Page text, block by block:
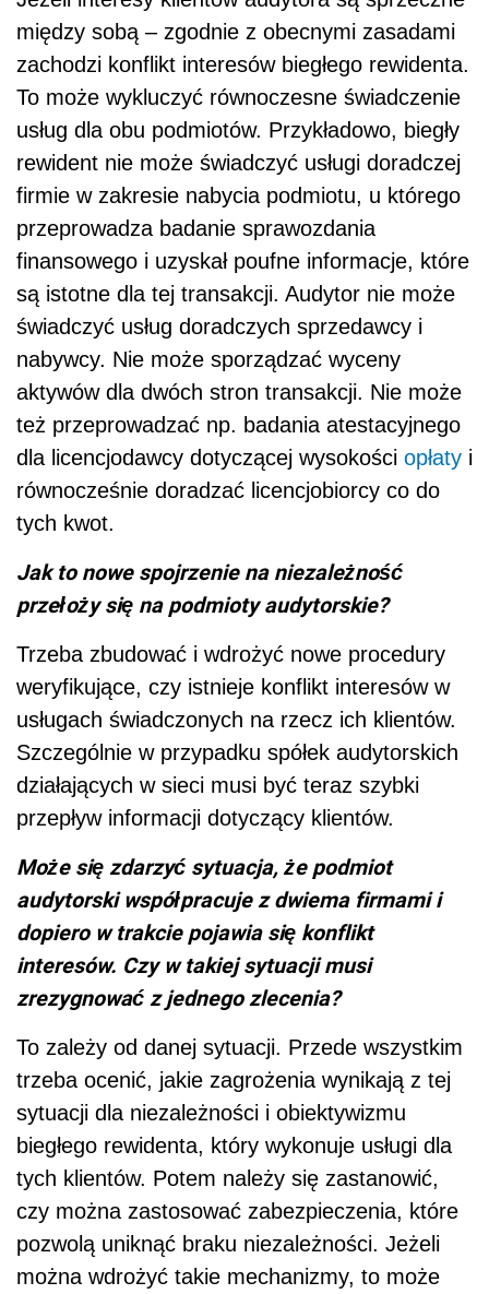
między sobą – zgodnie z obecnymi zasadami
zachodzi konflikt interesów biegłego rewidenta.
To może wykluczyć równoczesne świadczenie
usług dla obu podmiotów. Przykładowo, biegły
rewident nie może świadczyć usługi doradczej
firmie w zakresie nabycia podmiotu, u którego
przeprowadza badanie sprawozdania
finansowego i uzyskał poufne informacje, które
są istotne dla tej transakcji. Audytor nie może
świadczyć usług doradczych sprzedawcy i
nabywcy. Nie może sporządzać wyceny
aktywów dla dwóch stron transakcji. Nie może
też przeprowadzać np. badania atestacyjnego
dla licencjodawcy dotyczącej wysokości opłaty i
równocześnie doradzać licencjobiorcy co do
tych kwot.
Jak to nowe spojrzenie na niezależność
przełoży się na podmioty audytorskie?
Trzeba zbudować i wdrożyć nowe procedury
weryfikujące, czy istnieje konflikt interesów w
usługach świadczonych na rzecz ich klientów.
Szczególnie w przypadku spółek audytorskich
działających w sieci musi być teraz szybki
przepływ informacji dotyczący klientów.
Może się zdarzyć sytuacja, że podmiot
audytorski współpracuje z dwiema firmami i
dopiero w trakcie pojawia się konflikt
interesów. Czy w takiej sytuacji musi
zrezygnować z jednego zlecenia?
To zależy od danej sytuacji. Przede wszystkim
trzeba ocenić, jakie zagrożenia wynikają z tej
sytuacji dla niezależności i obiektywizmu
biegłego rewidenta, który wykonuje usługi dla
tych klientów. Potem należy się zastanowić,
czy można zastosować zabezpieczenia, które
pozwolą uniknąć braku niezależności. Jeżeli
można wdrożyć takie mechanizmy, to może